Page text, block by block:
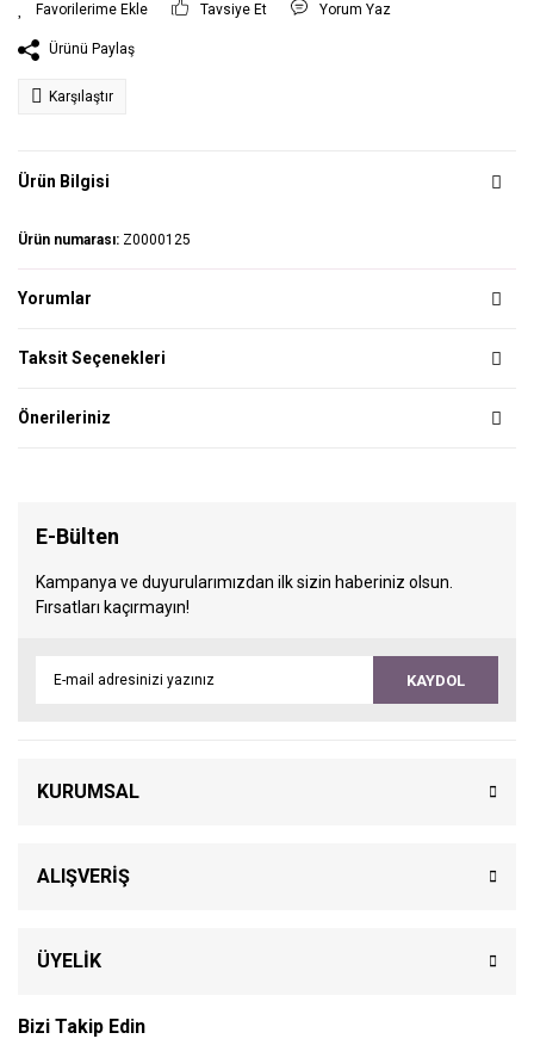
Tavsiye Et Yorum Yaz
Ürünü Paylaş
Karşılaştır
Ürün Bilgisi
Ürün numarası: Z0000125
Yorumlar
Taksit Seçenekleri
Önerileriniz
E-Bülten
Kampanya ve duyurularımızdan ilk sizin haberiniz olsun.
Fırsatları kaçırmayın!
KAYDOL
KURUMSAL
ALIŞVERİŞ
ÜYELİK
Bizi Takip Edin